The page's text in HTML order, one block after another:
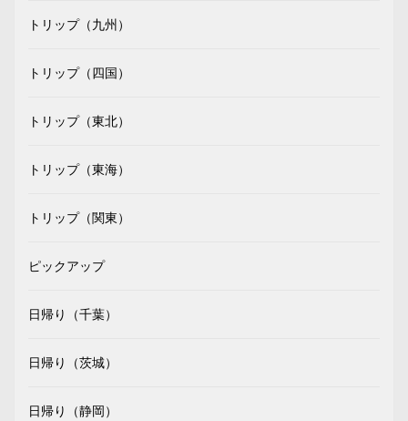
トリップ（九州）
トリップ（四国）
トリップ（東北）
トリップ（東海）
トリップ（関東）
ピックアップ
日帰り（千葉）
日帰り（茨城）
日帰り（静岡）